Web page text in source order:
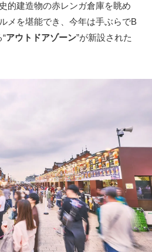
的建造物の赤レンガ倉庫を眺め
メを堪能でき、今年は手ぶらでB
アウトドアゾーン”が新設された